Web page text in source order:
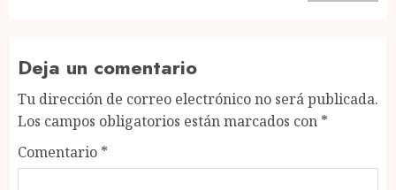
Deja un comentario
Tu dirección de correo electrónico no será publicada.
Los campos obligatorios están marcados con *
Comentario *